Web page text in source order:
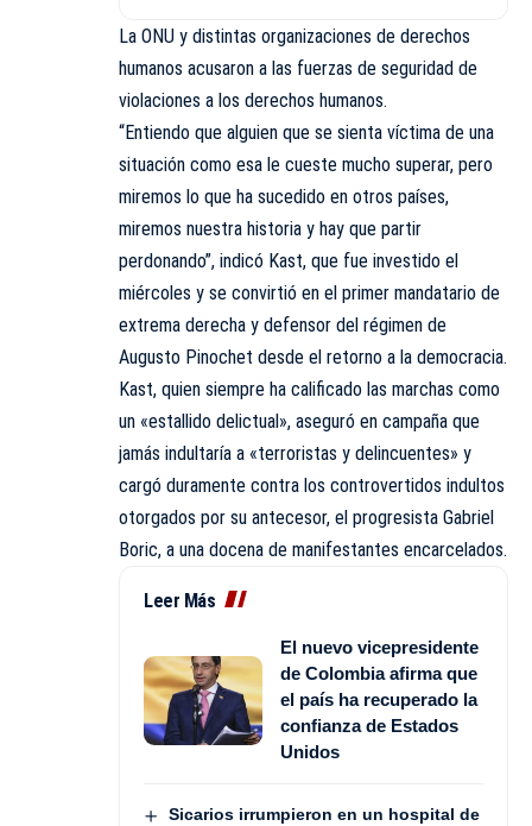
La ONU y distintas organizaciones de derechos
humanos acusaron a las fuerzas de seguridad de
violaciones a los derechos humanos.
“Entiendo que alguien que se sienta víctima de una
situación como esa le cueste mucho superar, pero
miremos lo que ha sucedido en otros países,
miremos nuestra historia y hay que partir
perdonando”, indicó Kast, que fue investido el
miércoles y se convirtió en el primer mandatario de
extrema derecha y defensor del régimen de
Augusto Pinochet desde el retorno a la democracia.
Kast, quien siempre ha calificado las marchas como
un «estallido delictual», aseguró en campaña que
jamás indultaría a «terroristas y delincuentes» y
cargó duramente contra los controvertidos indultos
otorgados por su antecesor, el progresista Gabriel
Boric, a una docena de manifestantes encarcelados.
Leer Más
El nuevo vicepresidente
de Colombia afirma que
el país ha recuperado la
confianza de Estados
Unidos
Sicarios irrumpieron en un hospital de